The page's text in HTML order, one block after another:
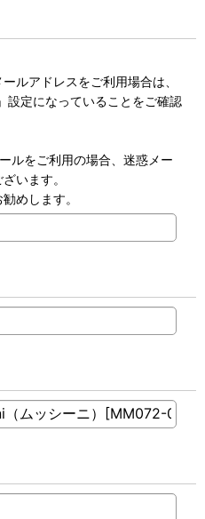
ルアドレスをご利用場合は、
設定になっていることをご確認
ルをご利用の場合、迷惑メー
います。
めします。